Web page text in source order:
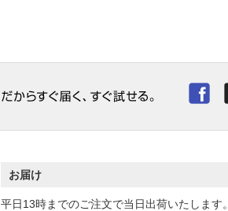
お届け
平日13時までのご注文で当日出荷いたします。